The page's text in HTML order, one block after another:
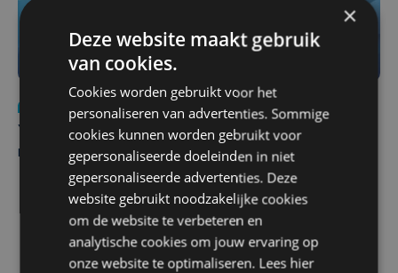
do 6 augustus | 21:30
Yaro (19), slachtoffer van vechtpartij, is na
maandenlange coma overleden
×
Deze website maakt gebruik
van cookies.
Cookies worden gebruikt voor het
personaliseren van advertenties. Sommige
cookies kunnen worden gebruikt voor
gepersonaliseerde doeleinden in niet
gepersonaliseerde advertenties. Deze
website gebruikt noodzakelijke cookies
om de website te verbeteren en
analytische cookies om jouw ervaring op
onze website te optimaliseren. Lees hier